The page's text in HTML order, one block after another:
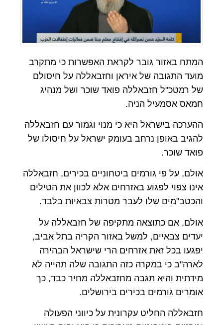
המתח באזור גובר לקראת האפשרות כי מתקרב
מועד התגובה של איראן וחזבאללה על חיסולם
של רמטכ"ל חזבאללה פואד שוכר ושל מנהיג
חמאס אסמעיל הניה.
ההערכה בישראל היא כי מנוי וגמור עם חזבאללה
להגיב באופן נרחב בעומק ישראל על חיסולו של
פואד שוכר.
אולם, על פי גורמים ביטחוניים בכירים, חזבאללה
אינו צפוי לפגוע באזרחים אלא לכוון את הטילים
והכטב"מים שלו לעבר מטרות צבאיות בלבד.
אולם, אם כתוצאה מתקיפה של חזבאללה על
יעדים צבאיים, למשל באזור הקריה בתל אביב,
יפגעו בכל זאת אזרחים הרי שישראל הבהירה
לארה"ב כי במקרה כזה התגובה שלה תהייה לא
מידתית והיא תגבה מחזבאללה מחיר כבד, כך
אומרים גורמים בכירים בירושלים.
חזבאללה החליט עקרונית על כיווני הפעולה